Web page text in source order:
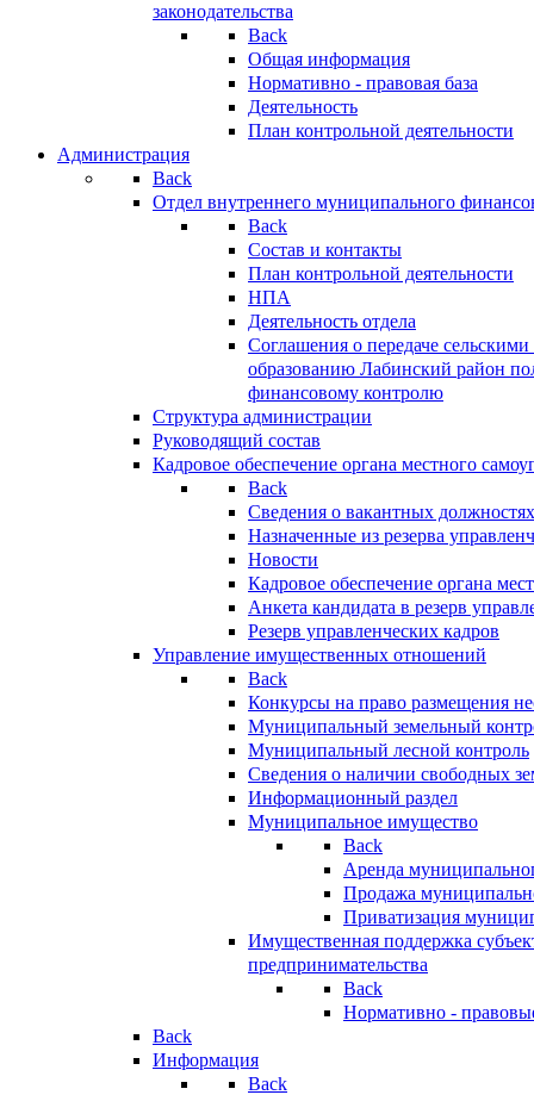
законодательства
Back
Общая информация
Нормативно - правовая база
Деятельность
План контрольной деятельности
Администрация
Back
Отдел внутреннего муниципального
Back
Состав и контакты
План контрольной деятельности
НПА
Деятельность отдела
Соглашения о передаче
образованию Лабинский район
финансовому контролю
Структура администрации
Руководящий состав
Кадровое обеспечение органа местного
Back
Сведения о вакантных
Назначенные из резерва
Новости
Кадровое обеспечение органа
Анкета кандидата в резерв
Резерв управленческих кадров
Управление имущественных отношений
Back
Конкурсы на право размещения
Муниципальный земельный
Муниципальный лесной контроль
Сведения о наличии свободных
Информационный раздел
Муниципальное имущество
Back
Аренда
Продажа
Приватизация
Имущественная поддержка
предпринимательства
Back
Нормативно -
Back
Информация
Back